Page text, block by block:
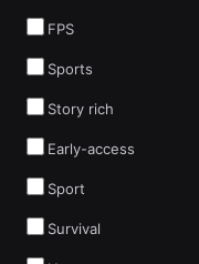
FPS
Sports
Story rich
Early-access
Sport
Survival